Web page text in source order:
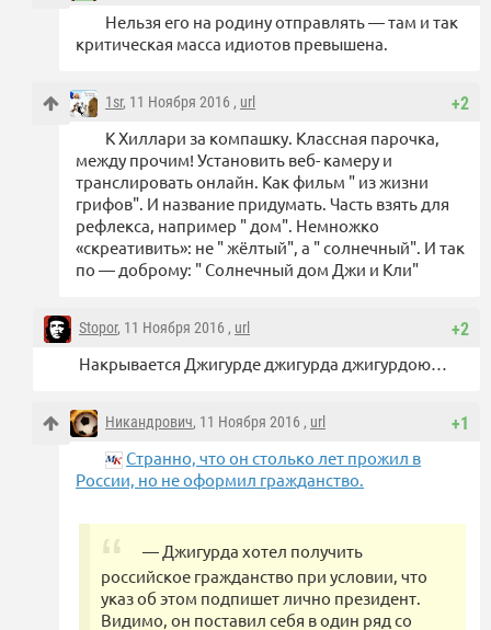
Нельзя его на родину отправлять — там и так
критическая масса идиотов превышена.
+2
1sr, 11 Ноября 2016 , url
К Хиллари за компашку. Классная парочка,
между прочим! Установить веб- камеру и
транслировать онлайн. Как фильм " из жизни
грифов". И название придумать. Часть взять для
рефлекса, например " дом". Немножко
«скреативить»: не " жёлтый", а " солнечный". И так
по — доброму: " Солнечный дом Джи и Кли"
+2
Stopor, 11 Ноября 2016 , url
Накрывается Джигурде джигурда джигурдою…
+1
Никандрович, 11 Ноября 2016 , url
Странно, что он столько лет прожил в
России, но не оформил гражданство.
— Джигурда хотел получить
российское гражданство при условии, что
указ об этом подпишет лично президент.
Видимо, он поставил себя в один ряд со